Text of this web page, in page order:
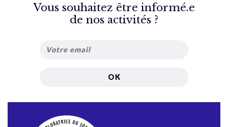
Vous souhaitez être informé.e
de nos activités ?